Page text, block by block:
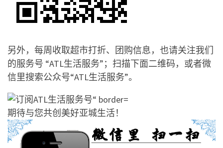
另外，每周收取超市打折、团购信息，也请关注我们
的服务号 “ATL生活服务”；扫描下面二维码，或者微
信里搜索公众号“ATL生活服务”。
期待与您共创美好亚城生活！